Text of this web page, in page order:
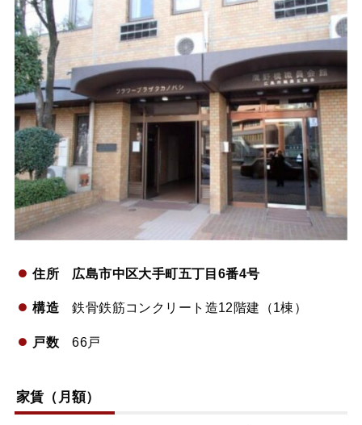
住所 広島市中区大手町五丁目6番4号
構造鉄骨鉄筋コンクリート造12階建（1棟）
戸数66戸
家賃（月額）